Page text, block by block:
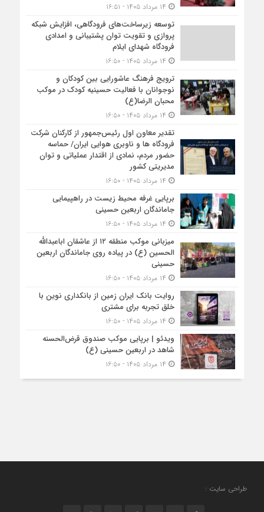
توسعه زیرساخت‌های فرودگاهی، افزایش شبکه
پروازی و تقویت توان پشتیبانی و امدادی
فرودگاه شهدای ایلام
ترویج فرهنگ عاشورایی بین کودکان و
نوجوانان با فعالیت حسینیه کودک در موکب
محبان الرضا(ع)
تقدیر معاون اول رئیس‌جمهور از کارکنان شرکت
فرودگاه ها و ناوبری هوایی ایران/ حماسه
حضور مردم، نمادی از اقتدار عملیاتی و توان
مدیریتی کشور
برپایی غرفه محیط زیست در راهپیمایی
جاماندگان اربعین حسینی
میزبانی موکب منطقه ۱۲ از عاشقان اباعبدالله
الحسین (ع) در پیاده روی جاماندگان اربعین
حسینی
روایت بانک ایران زمین از بانکداری نوین با
خلق تجربه برای مشتری
ویدئو | برپایی موکب صندوق قرض‌الحسنه
شاهد در اربعین حسینی (ع)
طراحی سایت :